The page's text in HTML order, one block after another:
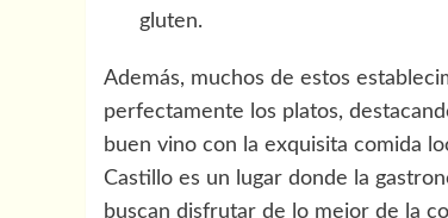
gluten.
Además, muchos de estos
perfectamente los platos,
buen vino con la exquisita comida
Castillo es un lugar donde la
buscan disfrutar de lo mejor de la